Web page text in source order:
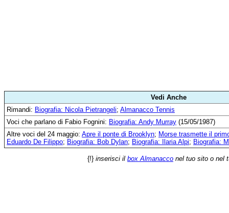
Vedi Anche
Rimandi: Biografia: Nicola Pietrangeli; Almanacco Tennis
Voci che parlano di Fabio Fognini: Biografia: Andy Murray (15/05/1987)
Altre voci del 24 maggio: Apre il ponte di Brooklyn; Morse trasmette il
Eduardo De Filippo; Biografia: Bob Dylan; Biografia: Ilaria Alpi; Biografia:
{!} inserisci il box Almanacco nel tuo sito o nel